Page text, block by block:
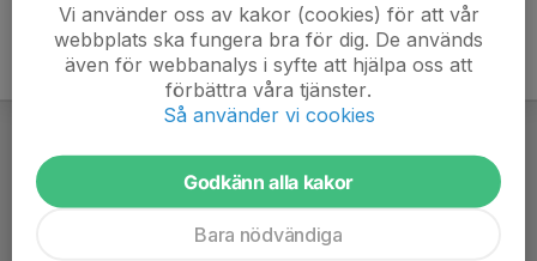
Vi använder oss av kakor (cookies) för att vår
webbplats ska fungera bra för dig. De används
även för webbanalys i syfte att hjälpa oss att
förbättra våra tjänster.
Så använder vi cookies
Godkänn alla kakor
Bara nödvändiga